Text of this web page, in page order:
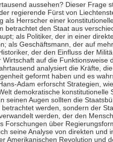
aussehen? Dieser Frage
regierende Fürst von
als Herrscher einer
betrachtet den Staat aus
als Politiker, der in einer
als Geschäftsmann, der auf
der den Einfluss der
auf die Funktionsweise
analysiert die Kräfte,
geformt haben und es
Adam erforscht Strategien,
demokratische konstitutionelle
seinen Augen sollten die
werden, sondern der
werden, der den
Forschungen über
seine Analyse von direkten und
Amerikanischen Revolution und